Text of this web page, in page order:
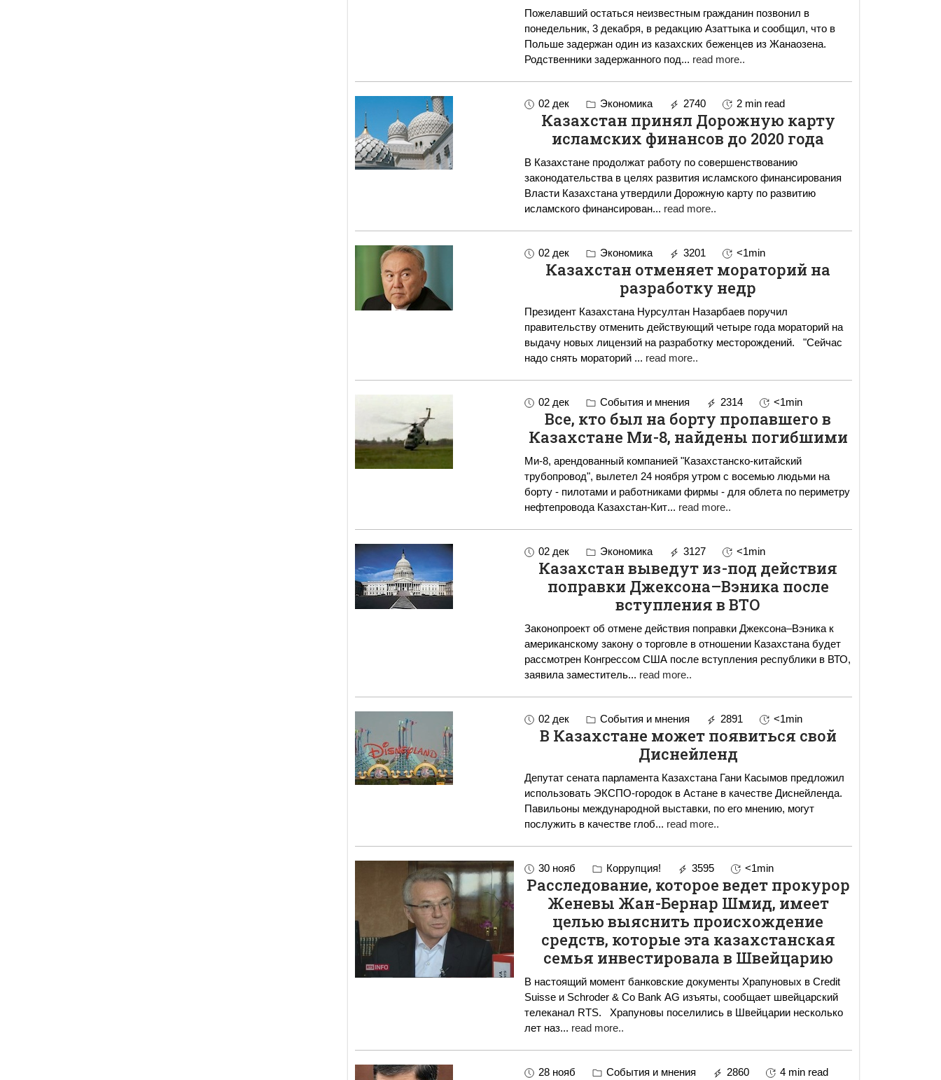
Пожелавший остаться неизвестным гражданин позвонил в
понедельник, 3 декабря, в редакцию Азаттыка и сообщил, что в
Польше задержан один из казахских беженцев из Жанаозена.
Родственники задержанного под... read more..
02 дек Экономика 2740 2 min read
Казахстан принял Дорожную карту
исламских финансов до 2020 года
В Казахстане продолжат работу по совершенствованию
законодательства в целях развития исламского финансирования
Власти Казахстана утвердили Дорожную карту по развитию
исламского финансирован... read more..
02 дек Экономика 3201 <1min
Казахстан отменяет мораторий на
разработку недр
Президент Казахстана Нурсултан Назарбаев поручил
правительству отменить действующий четыре года мораторий на
выдачу новых лицензий на разработку месторождений. "Сейчас
надо снять мораторий ... read more..
02 дек События и мнения 2314 <1min
Все, кто был на борту пропавшего в
Казахстане Ми-8, найдены погибшими
Ми-8, арендованный компанией "Казахстанско-китайский
трубопровод", вылетел 24 ноября утром с восемью людьми на
борту - пилотами и работниками фирмы - для облета по периметру
нефтепровода Казахстан-Кит... read more..
02 дек Экономика 3127 <1min
Казахстан выведут из-под действия
поправки Джексона–Вэника после
вступления в ВТО
Законопроект об отмене действия поправки Джексона–Вэника к
американскому закону о торговле в отношении Казахстана будет
рассмотрен Конгрессом США после вступления республики в ВТО,
заявила заместитель... read more..
02 дек События и мнения 2891 <1min
В Казахстане может появиться свой
Диснейленд
Депутат сената парламента Казахстана Гани Касымов предложил
использовать ЭКСПО-городок в Астане в качестве Диснейленда.
Павильоны международной выставки, по его мнению, могут
послужить в качестве глоб... read more..
30 нояб Коррупция! 3595 <1min
Расследование, которое ведет прокурор
Женевы Жан-Бернар Шмид, имеет
целью выяснить происхождение
средств, которые эта казахстанская
семья инвестировала в Швейцарию
В настоящий момент банковские документы Храпуновых в Credit
Suisse и Schroder & Co Bank AG изъяты, сообщает швейцарский
телеканал RTS. Храпуновы поселились в Швейцарии несколько
лет наз... read more..
28 нояб События и мнения 2860 4 min read